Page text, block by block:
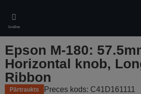
main
content
Izvēlne
Epson M-180:
Horizontal knob,
Ribbon
Pārtraukts Preces kods: C41D161111